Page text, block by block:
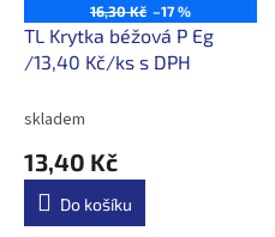
16,30 Kč –17 %
TL Krytka béžová P Eg
/13,40 Kč/ks s DPH
skladem
13,40 Kč
Do košíku